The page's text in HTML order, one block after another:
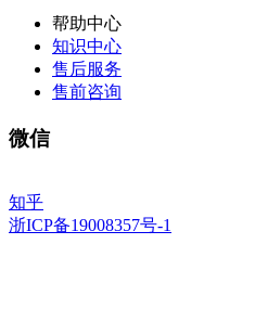
帮助中心
知识中心
售后服务
售前咨询
微信
知乎
浙ICP备19008357号-1